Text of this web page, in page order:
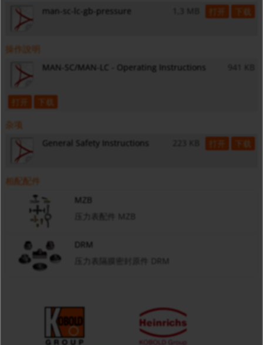
against impactman-sc-lc-gb-pressure
操作說明
MAN-SC/MAN-LC - Operating Instructions 941 KB
杂项
General Safety Instructions
相配配件
MZB
压力表配件 MZB
DRM
压力表隔膜密封原件 DRM